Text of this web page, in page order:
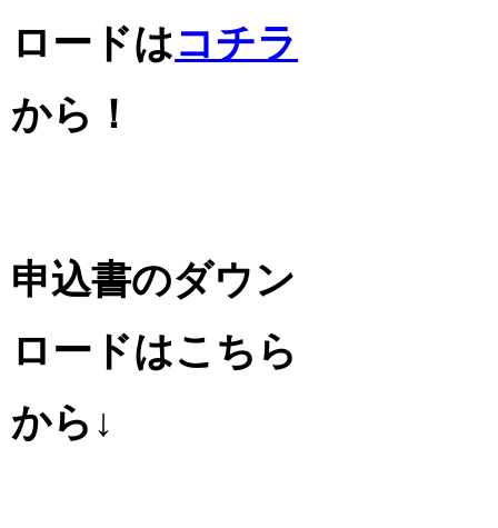
ロードはコチラ
から！
申込書のダウン
ロードはこちら
から ↓